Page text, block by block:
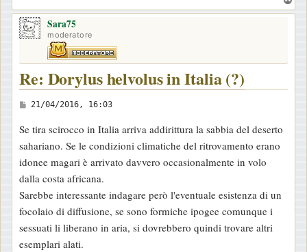
i
o
o
Sara75
moderatore
Re: Dorylus helvolus in Italia (?)
M
s
s
a
g
g
i
o
21/04/2016, 16:03
Se tira scirocco in Italia arriva addirittura la sabbia del deserto
sahariano. Se le condizioni climatiche del ritrovamento erano
idonee magari è arrivato davvero occasionalmente in volo
dalla costa africana.
Sarebbe interessante indagare però l'eventuale esistenza di un
focolaio di diffusione, se sono formiche ipogee comunque i
sessuati li liberano in aria, si dovrebbero quindi trovare altri
esemplari alati.